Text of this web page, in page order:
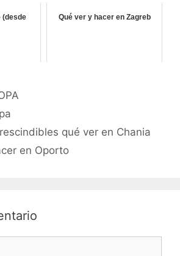
(desde
Qué ver y hacer en Zagreb
qué ver en Chania
en Oporto